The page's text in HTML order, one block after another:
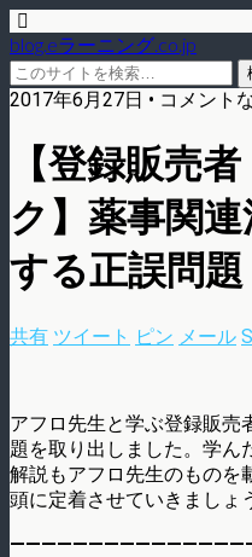
blog.eラーニング.co.jp
2017年6月27日 • コメント
【登録販売
ク】薬事関
する正誤問題
共有 ツイート ピン メール
アフロ先生と学ぶ登録販売
題を取り出しました。学ん
解説もアフロ先生のものを
頭に定着させていきましょ